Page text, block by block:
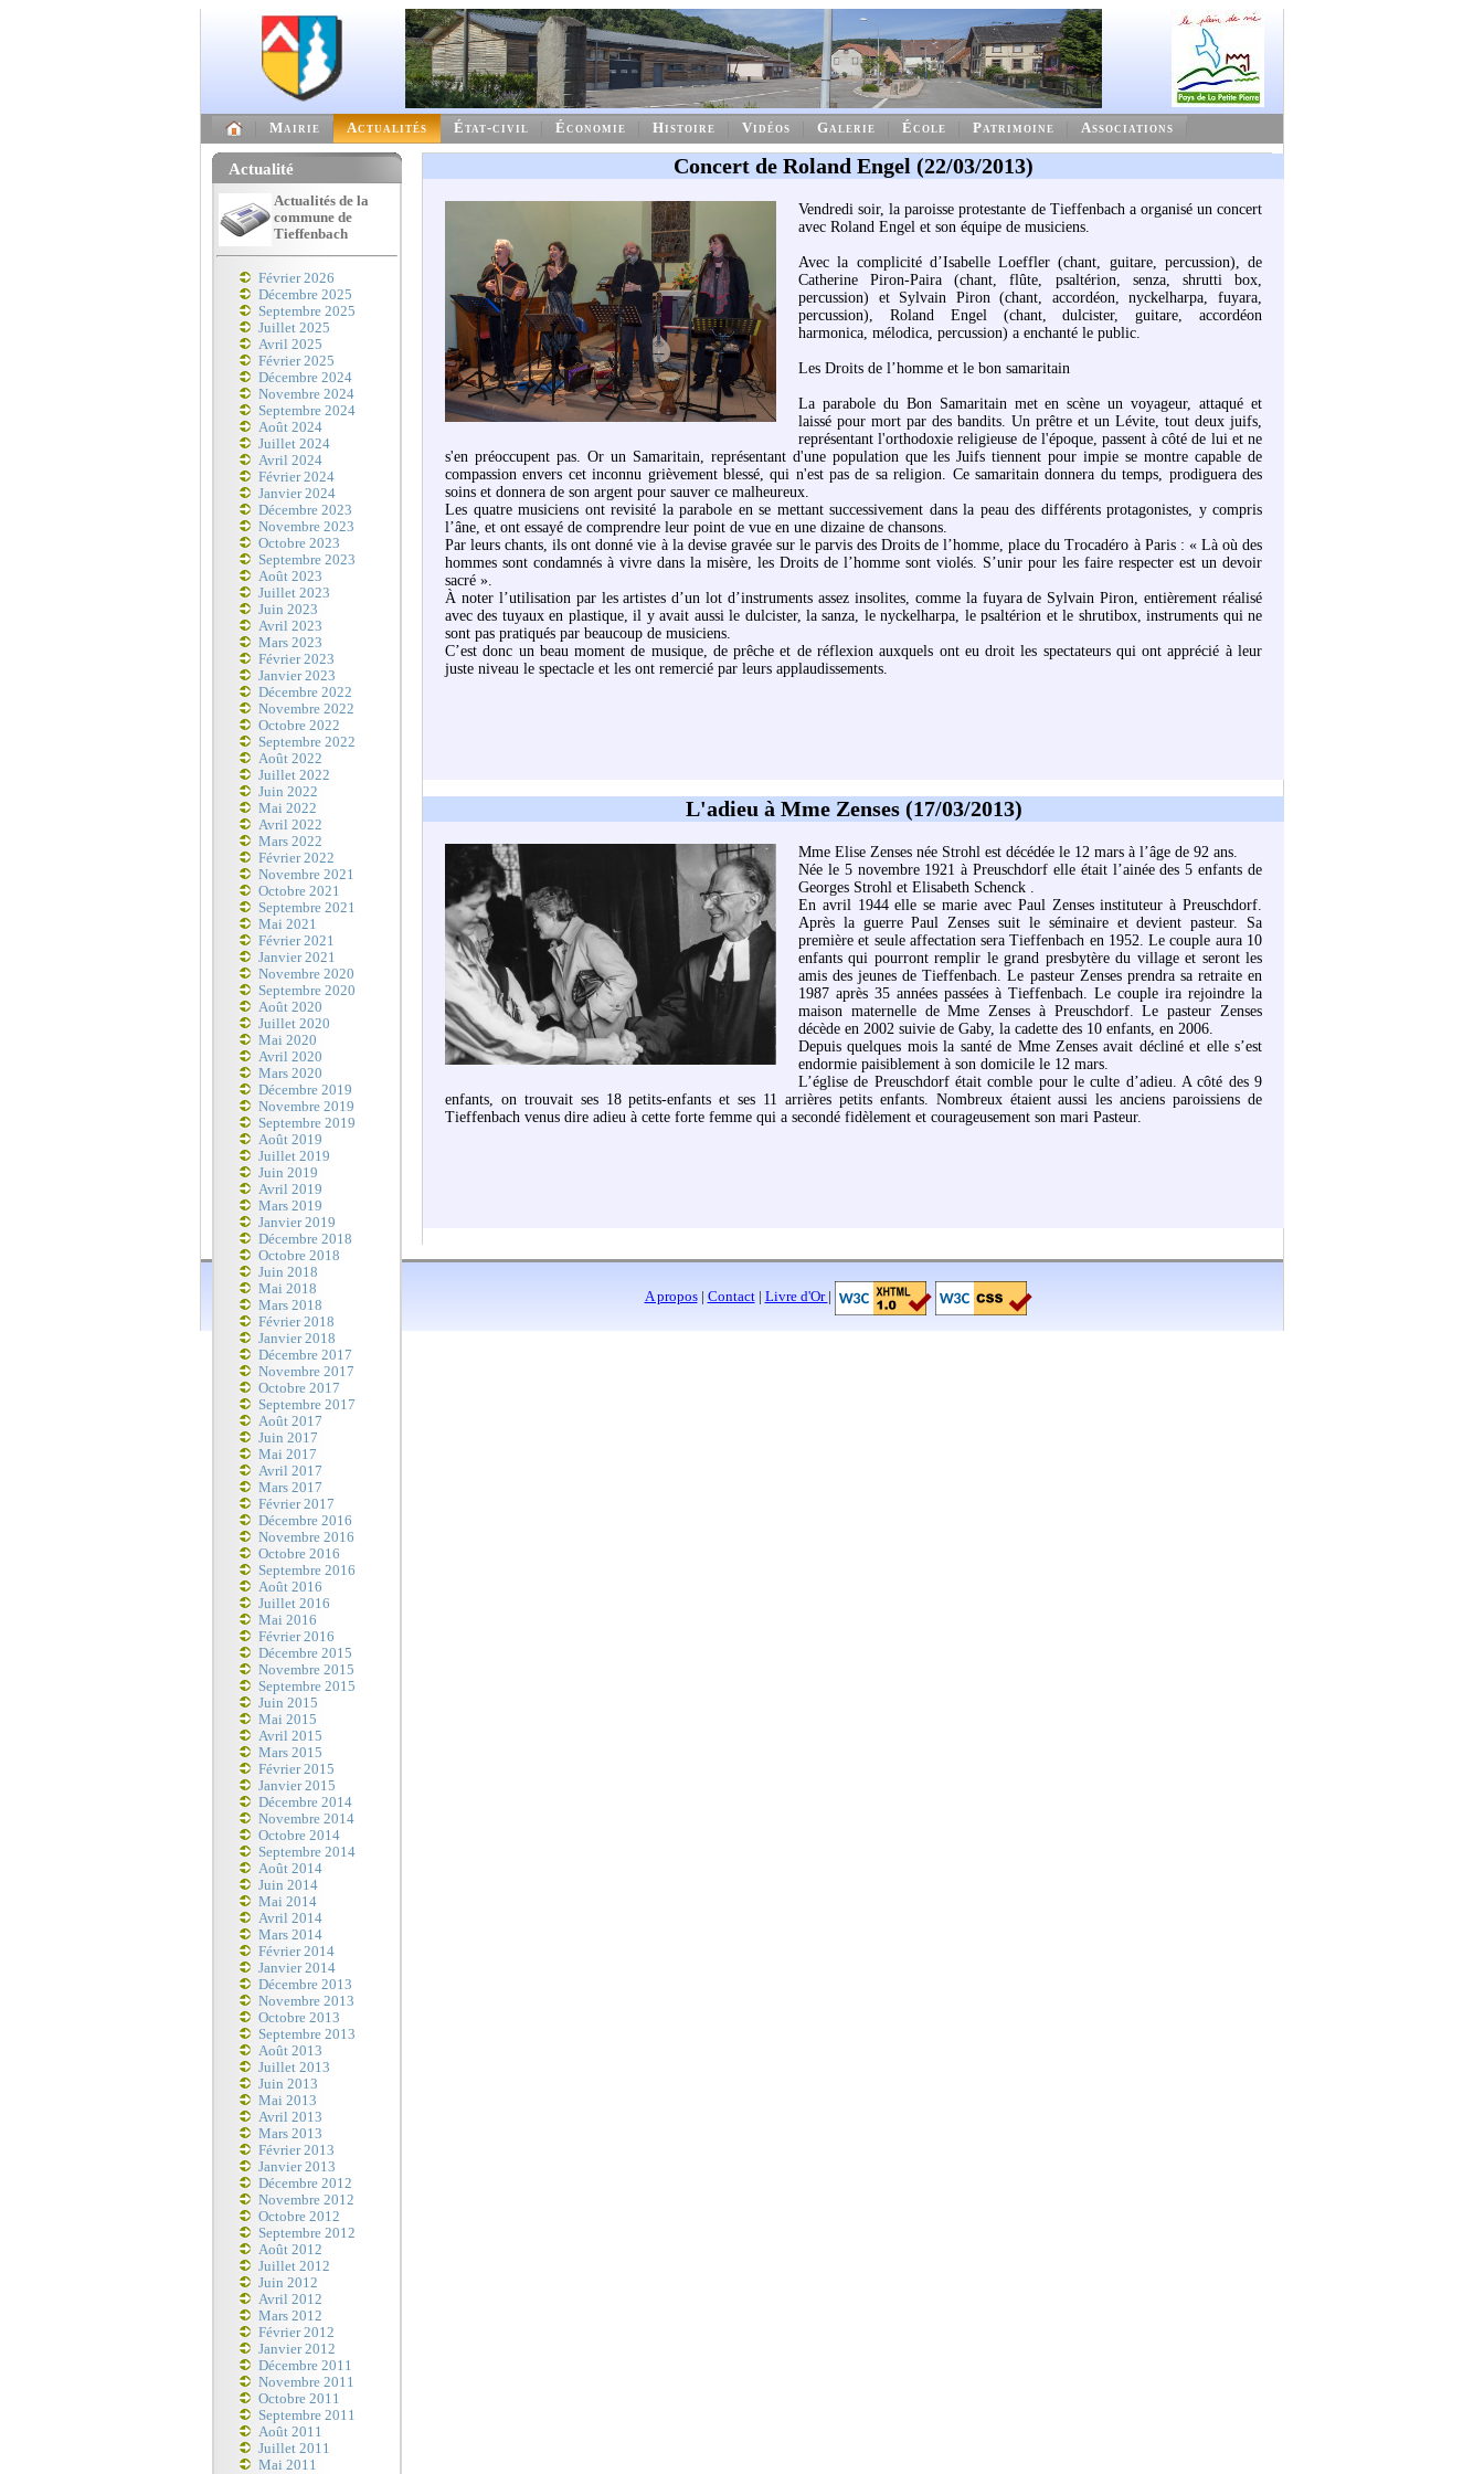
Mairie Actualités État-civil Économie Histoire Vidéos Galerie École Patrimoine Associations
Actualité
Actualités de la
commune de
Tieffenbach
Février 2026
Décembre 2025
Septembre 2025
Juillet 2025
Avril 2025
Février 2025
Décembre 2024
Novembre 2024
Septembre 2024
Août 2024
Juillet 2024
Avril 2024
Février 2024
Janvier 2024
Décembre 2023
Novembre 2023
Octobre 2023
Septembre 2023
Août 2023
Juillet 2023
Juin 2023
Avril 2023
Mars 2023
Février 2023
Janvier 2023
Décembre 2022
Novembre 2022
Octobre 2022
Septembre 2022
Août 2022
Juillet 2022
Juin 2022
Mai 2022
Avril 2022
Mars 2022
Février 2022
Novembre 2021
Octobre 2021
Septembre 2021
Mai 2021
Février 2021
Janvier 2021
Novembre 2020
Septembre 2020
Août 2020
Juillet 2020
Mai 2020
Avril 2020
Mars 2020
Décembre 2019
Novembre 2019
Septembre 2019
Août 2019
Juillet 2019
Juin 2019
Avril 2019
Mars 2019
Janvier 2019
Décembre 2018
Octobre 2018
Juin 2018
Mai 2018
Mars 2018
Février 2018
Janvier 2018
Décembre 2017
Novembre 2017
Octobre 2017
Septembre 2017
Août 2017
Juin 2017
Mai 2017
Avril 2017
Mars 2017
Février 2017
Décembre 2016
Novembre 2016
Octobre 2016
Septembre 2016
Août 2016
Juillet 2016
Mai 2016
Février 2016
Décembre 2015
Novembre 2015
Septembre 2015
Juin 2015
Mai 2015
Avril 2015
Mars 2015
Février 2015
Janvier 2015
Décembre 2014
Novembre 2014
Octobre 2014
Septembre 2014
Août 2014
Juin 2014
Mai 2014
Avril 2014
Mars 2014
Février 2014
Janvier 2014
Décembre 2013
Novembre 2013
Octobre 2013
Septembre 2013
Août 2013
Juillet 2013
Juin 2013
Mai 2013
Avril 2013
Mars 2013
Février 2013
Janvier 2013
Décembre 2012
Novembre 2012
Octobre 2012
Septembre 2012
Août 2012
Juillet 2012
Juin 2012
Avril 2012
Mars 2012
Février 2012
Janvier 2012
Décembre 2011
Novembre 2011
Octobre 2011
Septembre 2011
Août 2011
Juillet 2011
Mai 2011
Concert de Roland Engel (22/03/2013)
Vendredi soir, la paroisse protestante de Tieffenbach a organisé un concert
avec Roland Engel et son équipe de musiciens.
Avec la complicité d’Isabelle Loeffler (chant, guitare, percussion), de
Catherine Piron-Paira (chant, flûte, psaltérion, senza, shrutti box,
percussion) et Sylvain Piron (chant, accordéon, nyckelharpa, fuyara,
percussion), Roland Engel (chant, dulcister, guitare, accordéon
harmonica, mélodica, percussion) a enchanté le public.
Les Droits de l’homme et le bon samaritain
La parabole du Bon Samaritain met en scène un voyageur, attaqué et
laissé pour mort par des bandits. Un prêtre et un Lévite, tout deux juifs,
représentant l'orthodoxie religieuse de l'époque, passent à côté de lui et ne
s'en préoccupent pas. Or un Samaritain, représentant d'une population que les Juifs tiennent pour impie se montre capable de
compassion envers cet inconnu grièvement blessé, qui n'est pas de sa religion. Ce samaritain donnera du temps, prodiguera des
soins et donnera de son argent pour sauver ce malheureux.
Les quatre musiciens ont revisité la parabole en se mettant successivement dans la peau des différents protagonistes, y compris
l’âne, et ont essayé de comprendre leur point de vue en une dizaine de chansons.
Par leurs chants, ils ont donné vie à la devise gravée sur le parvis des Droits de l’homme, place du Trocadéro à Paris : « Là où des
hommes sont condamnés à vivre dans la misère, les Droits de l’homme sont violés. S’unir pour les faire respecter est un devoir
sacré ».
À noter l’utilisation par les artistes d’un lot d’instruments assez insolites, comme la fuyara de Sylvain Piron, entièrement réalisé
avec des tuyaux en plastique, il y avait aussi le dulcister, la sanza, le nyckelharpa, le psaltérion et le shrutibox, instruments qui ne
sont pas pratiqués par beaucoup de musiciens.
C’est donc un beau moment de musique, de prêche et de réflexion auxquels ont eu droit les spectateurs qui ont apprécié à leur
juste niveau le spectacle et les ont remercié par leurs applaudissements.
L'adieu à Mme Zenses (17/03/2013)
Mme Elise Zenses née Strohl est décédée le 12 mars à l’âge de 92 ans.
Née le 5 novembre 1921 à Preuschdorf elle était l’ainée des 5 enfants de
Georges Strohl et Elisabeth Schenck .
En avril 1944 elle se marie avec Paul Zenses instituteur à Preuschdorf.
Après la guerre Paul Zenses suit le séminaire et devient pasteur. Sa
première et seule affectation sera Tieffenbach en 1952. Le couple aura 10
enfants qui pourront remplir le grand presbytère du village et seront les
amis des jeunes de Tieffenbach. Le pasteur Zenses prendra sa retraite en
1987 après 35 années passées à Tieffenbach. Le couple ira rejoindre la
maison maternelle de Mme Zenses à Preuschdorf. Le pasteur Zenses
décède en 2002 suivie de Gaby, la cadette des 10 enfants, en 2006.
Depuis quelques mois la santé de Mme Zenses avait décliné et elle s’est
endormie paisiblement à son domicile le 12 mars.
L’église de Preuschdorf était comble pour le culte d’adieu. A côté des 9
enfants, on trouvait ses 18 petits-enfants et ses 11 arrières petits enfants. Nombreux étaient aussi les anciens paroissiens de
Tieffenbach venus dire adieu à cette forte femme qui a secondé fidèlement et courageusement son mari Pasteur.
A propos| Contact| Livre d'Or